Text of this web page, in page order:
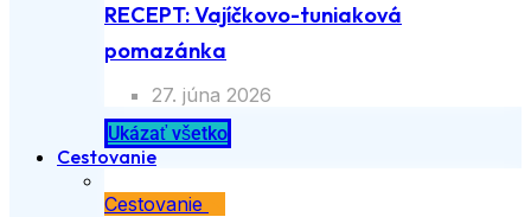
RECEPT: Vajíčkovo-tuniaková
pomazánka
27. júna 2026
Ukázať všetko
Cestovanie
Cestovanie